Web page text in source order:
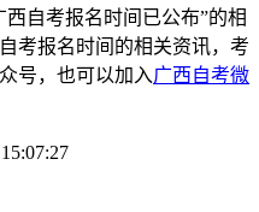
自考报名时间已公布”的相
考报名时间的相关资讯，考
号，也可以加入广西自考微